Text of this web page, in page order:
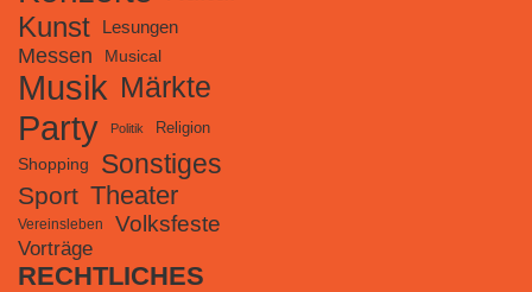
Kunst Lesungen
Messen Musical
Musik Märkte
Party Politik Religion
Shopping Sonstiges
Sport Theater
Vereinsleben Volksfeste
Vorträge
RECHTLICHES